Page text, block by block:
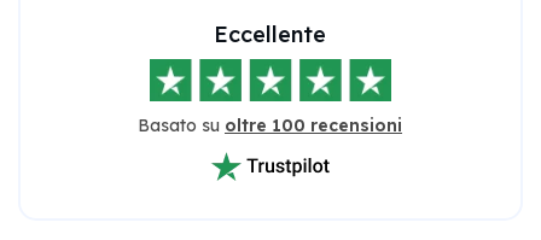
Eccellente
Basato su oltre 100 recensioni